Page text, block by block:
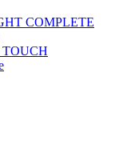
COMPLETE
TOUCH